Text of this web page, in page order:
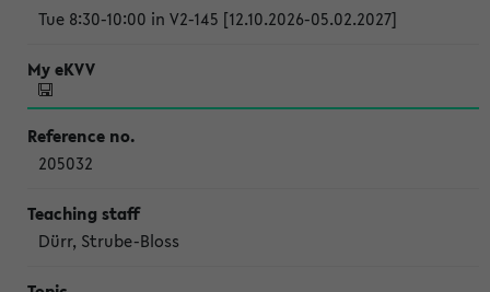
Tue 8:30-10:00 in V2-145 [12.10.2026-05.02.2027]
205032
Dürr, Strube-Bloss